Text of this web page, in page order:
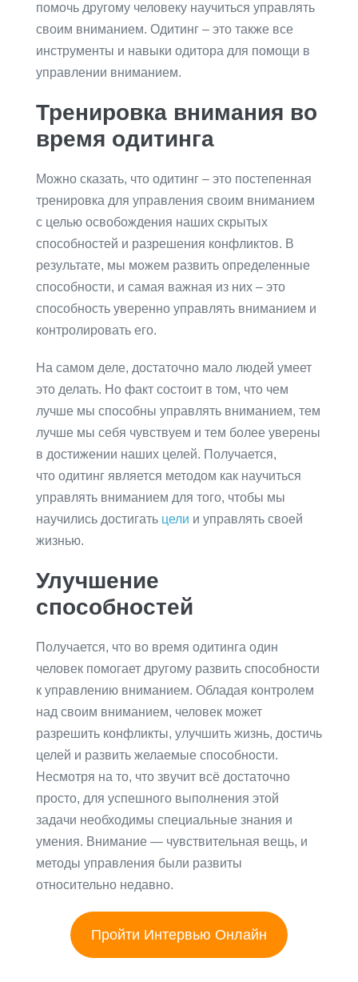
помочь другому человеку научиться управлять
своим вниманием. Одитинг – это также все
инструменты и навыки одитора для помощи в
управлении вниманием.
Тренировка внимания во
время одитинга
Можно сказать, что одитинг – это постепенная
тренировка для управления своим вниманием
с целью освобождения наших скрытых
способностей и разрешения конфликтов. В
результате, мы можем развить определенные
способности, и самая важная из них – это
способность уверенно управлять вниманием и
контролировать его.
На самом деле, достаточно мало людей умеет
это делать. Но факт состоит в том, что чем
лучше мы способны управлять вниманием, тем
лучше мы себя чувствуем и тем более уверены
в достижении наших целей. Получается,
что одитинг является методом как научиться
управлять вниманием для того, чтобы мы
научились достигать цели и управлять своей
жизнью.
Улучшение
способностей
Получается, что во время одитинга один
человек помогает другому развить способности
к управлению вниманием. Обладая контролем
над своим вниманием, человек может
разрешить конфликты, улучшить жизнь, достичь
целей и развить желаемые способности.
Несмотря на то, что звучит всё достаточно
просто, для успешного выполнения этой
задачи необходимы специальные знания и
умения. Внимание — чувствительная вещь, и
методы управления были развиты
относительно недавно.
Пройти Интервью Онлайн